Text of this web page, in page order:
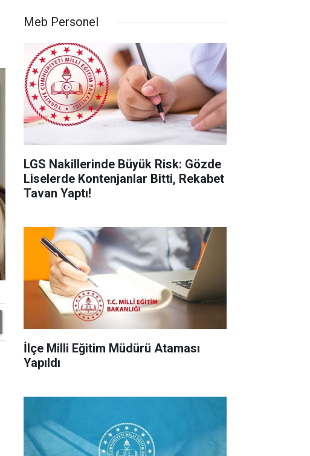
Meb Personel
LGS Nakillerinde Büyük Risk: Gözde
Liselerde Kontenjanlar Bitti, Rekabet
Tavan Yaptı!
İlçe Milli Eğitim Müdürü Ataması
Yapıldı